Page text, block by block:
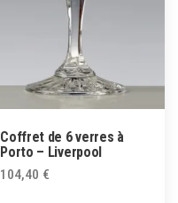
Coffret de 6 verres à
Porto – Liverpool
104,40 €